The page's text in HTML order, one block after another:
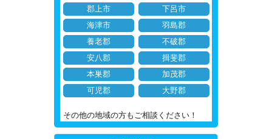
郡上市
下呂市
海津市
羽島郡
養老郡
不破郡
安八郡
揖斐郡
本巣郡
加茂郡
可児郡
大野郡
その他の地域の方もご相談ください！